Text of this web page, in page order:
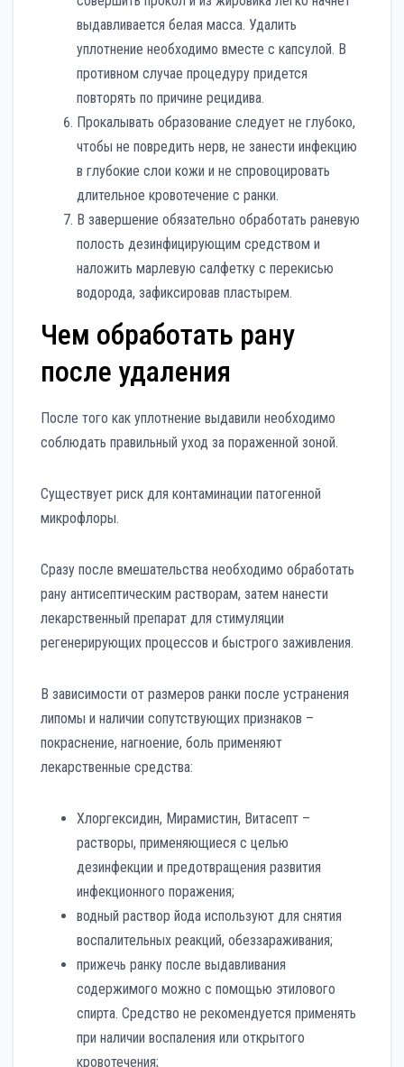
выдавливается белая масса. Удалить
уплотнение необходимо вместе с капсулой. В
противном случае процедуру придется
повторять по причине рецидива.
Прокалывать образование следует не глубоко,
чтобы не повредить нерв, не занести инфекцию
в глубокие слои кожи и не спровоцировать
длительное кровотечение с ранки.
В завершение обязательно обработать раневую
полость дезинфицирующим средством и
наложить марлевую салфетку с перекисью
водорода, зафиксировав пластырем.
Чем обработать рану
после удаления
После того как уплотнение выдавили необходимо
соблюдать правильный уход за пораженной зоной.
Существует риск для контаминации патогенной
микрофлоры.
Сразу после вмешательства необходимо обработать
рану антисептическим растворам, затем нанести
лекарственный препарат для стимуляции
регенерирующих процессов и быстрого заживления.
В зависимости от размеров ранки после устранения
липомы и наличии сопутствующих признаков –
покраснение, нагноение, боль применяют
лекарственные средства:
Хлоргексидин, Мирамистин, Витасепт –
растворы, применяющиеся с целью
дезинфекции и предотвращения развития
инфекционного поражения;
водный раствор йода используют для снятия
воспалительных реакций, обеззараживания;
прижечь ранку после выдавливания
содержимого можно с помощью этилового
спирта. Средство не рекомендуется применять
при наличии воспаления или открытого
кровотечения;